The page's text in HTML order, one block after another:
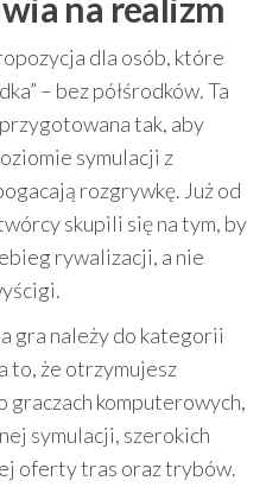
dla osób, które
– bez półśrodków. Ta
tak, aby
symulacji z
rozgrywkę. Już od
skupili się na tym, by
rywalizacji, a nie
a gra należy do kategorii
to, że otrzymujesz
graczach komputerowych,
symulacji, szerokich
oferty tras oraz trybów.